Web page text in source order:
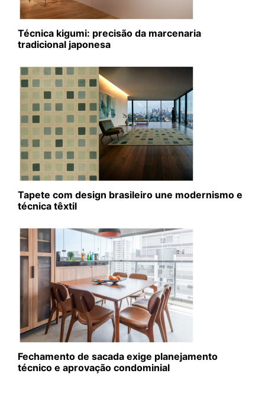
Técnica kigumi: precisão da marcenaria
tradicional japonesa
Tapete com design brasileiro une modernismo e
técnica têxtil
Fechamento de sacada exige planejamento
técnico e aprovação condominial